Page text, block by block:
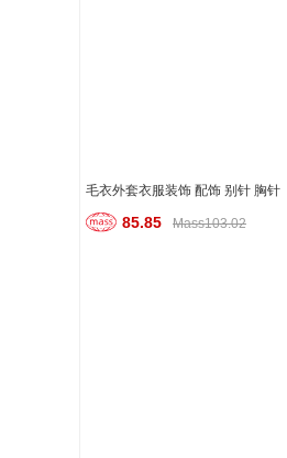
毛衣外套衣服装饰 配饰 别针 胸针
85.85 Mass103.02